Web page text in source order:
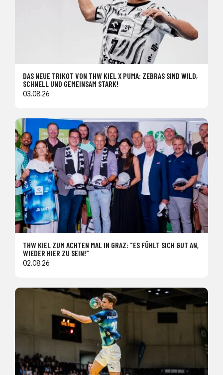
DAS NEUE TRIKOT VON THW KIEL X PUMA: ZEBRAS SIND WILD,
SCHNELL UND GEMEINSAM STARK!
03.08.26
THW KIEL ZUM ACHTEN MAL IN GRAZ: "ES FÜHLT SICH GUT AN,
WIEDER HIER ZU SEIN!"
02.08.26